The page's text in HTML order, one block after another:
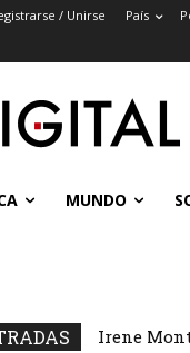
/ Unirse País
MUNDO
Irene